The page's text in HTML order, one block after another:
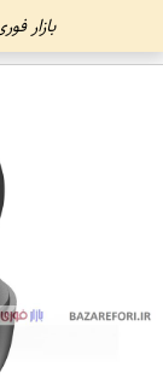
بازار